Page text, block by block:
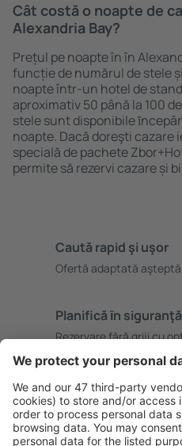
Cât costă o noapte de
Alexandria Bay?
Prețul pe noapte în în
funcție de numărul de stele
noapte într-un hotel de
aproximativ 50 până la 100
stele sunt disponibile
noapte. Dacă doreşti
specială de pachete
permite să rezervi cazare și
Caută rapid şi uşor
Ofertă adaptată
Planifică ȋn siguranţă
Rezervare fără griji cu
Economiseşte mai
Prețuri atractive și
conectați.